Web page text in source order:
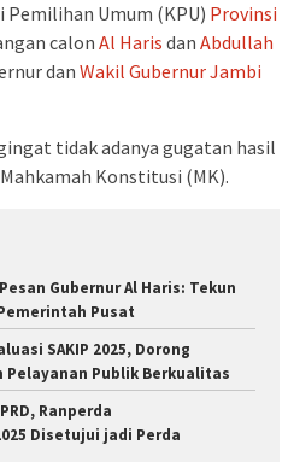
Pemilihan Umum (KPU) Provinsi
calon Al Haris dan Abdullah
dan Wakil Gubernur Jambi
tidak adanya gugatan hasil
Konstitusi (MK).
Gubernur Al Haris: Tekun
Pusat
SAKIP 2025, Dorong
Publik Berkualitas
Ranperda
Disetujui jadi Perda